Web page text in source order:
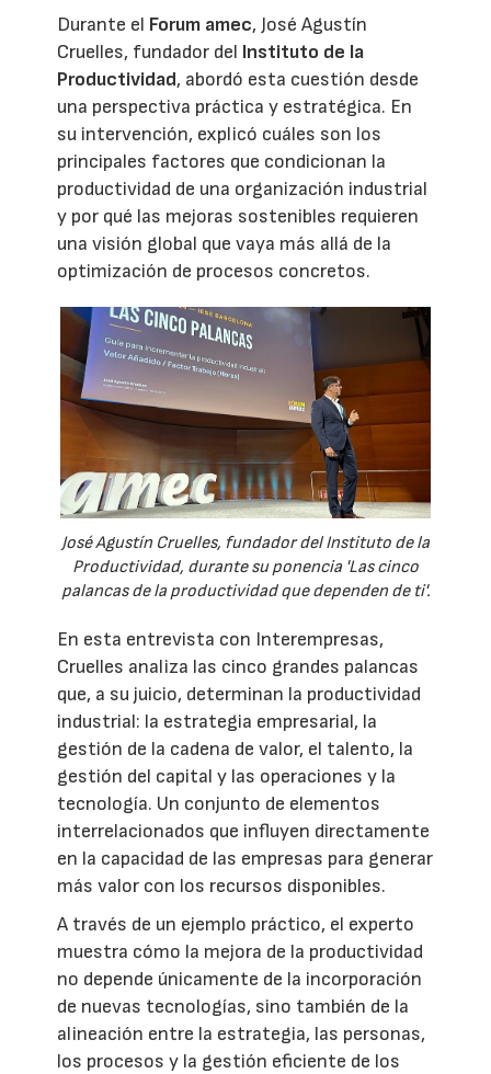
Durante el Forum amec, José Agustín
Cruelles, fundador del Instituto de la
Productividad, abordó esta cuestión desde
una perspectiva práctica y estratégica. En
su intervención, explicó cuáles son los
principales factores que condicionan la
productividad de una organización industrial
y por qué las mejoras sostenibles requieren
una visión global que vaya más allá de la
optimización de procesos concretos.
José Agustín Cruelles, fundador del Instituto de la
Productividad, durante su ponencia 'Las cinco
palancas de la productividad que dependen de ti'.
En esta entrevista con Interempresas,
Cruelles analiza las cinco grandes palancas
que, a su juicio, determinan la productividad
industrial: la estrategia empresarial, la
gestión de la cadena de valor, el talento, la
gestión del capital y las operaciones y la
tecnología. Un conjunto de elementos
interrelacionados que influyen directamente
en la capacidad de las empresas para generar
más valor con los recursos disponibles.
A través de un ejemplo práctico, el experto
muestra cómo la mejora de la productividad
no depende únicamente de la incorporación
de nuevas tecnologías, sino también de la
alineación entre la estrategia, las personas,
los procesos y la gestión eficiente de los